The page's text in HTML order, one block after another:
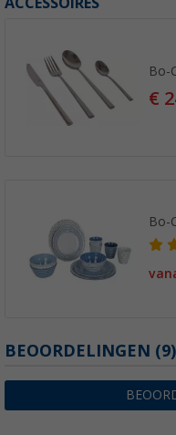
ACCESSOIRES
Bo-
€
Bo-
BEOORDELINGEN (9)